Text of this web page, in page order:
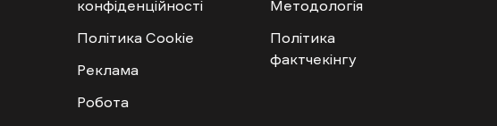
конфіденційності
Політика Cookie
Реклама
Робота
Методологія
Політика
фактчекінгу